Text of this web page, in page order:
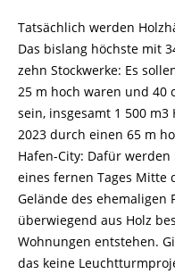
Tatsächlich werden
Das bislang höchste mit
zehn Stockwerke: Es
25 m hoch waren und 40
sein, insgesamt 1 500
2023 durch einen 65 m
Hafen-City: Dafür
eines fernen Tages Mitte
Gelände des ehemaligen
überwiegend aus Holz
Wohnungen entstehen.
das keine